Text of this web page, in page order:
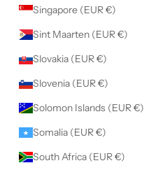
Singapore (EUR €)
Sint Maarten (EUR €)
Slovakia (EUR €)
Slovenia (EUR €)
Solomon Islands (EUR €)
Somalia (EUR €)
South Africa (EUR €)